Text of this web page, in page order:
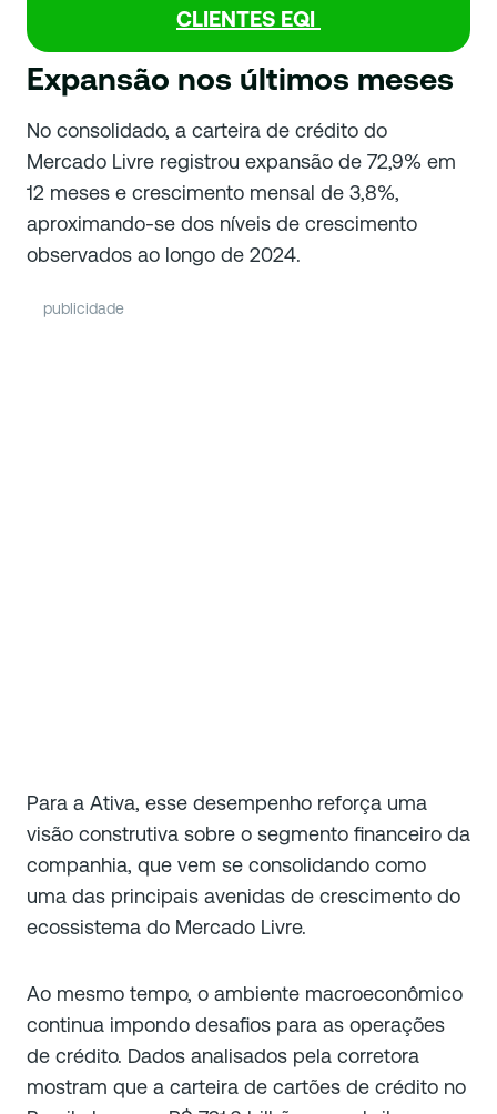
CLIENTES EQI
Expansão nos últimos meses
No consolidado, a carteira de crédito do
Mercado Livre registrou expansão de 72,9% em
12 meses e crescimento mensal de 3,8%,
aproximando-se dos níveis de crescimento
observados ao longo de 2024.
publicidade
Para a Ativa, esse desempenho reforça uma
visão construtiva sobre o segmento financeiro da
companhia, que vem se consolidando como
uma das principais avenidas de crescimento do
ecossistema do Mercado Livre.
Ao mesmo tempo, o ambiente macroeconômico
continua impondo desafios para as operações
de crédito. Dados analisados pela corretora
mostram que a carteira de cartões de crédito no